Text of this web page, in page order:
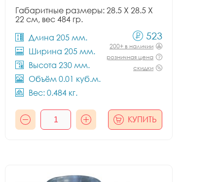
Габаритные размеры: 28.5 X 28.5 X
22 см, вес 484 гр.
Длина 205 мм.
Ширина 205 мм.
Высота 230 мм.
Объём 0.01 куб.м.
Вес: 0.484 кг.
523
200+ в наличии
розничная цена
скидки
КУПИТЬ